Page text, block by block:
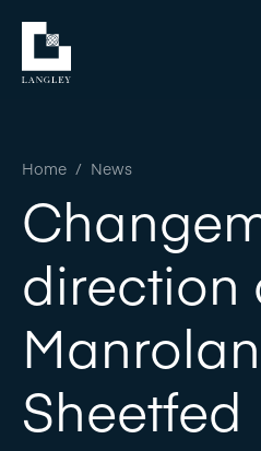
Home / News
direction
Sheetfed